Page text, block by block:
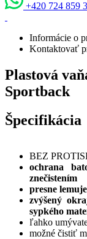
+420 724 859
Informácie o
Kontaktovať
Plastová
Sportback
Špecifikácia
BEZ
ochrana
znečistením
presne
zvýšený
sypkého
ľahko
možné čistiť